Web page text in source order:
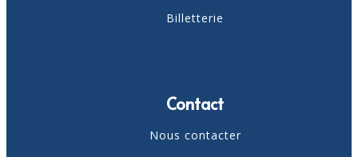
Billetterie
Contact
Nous contacter